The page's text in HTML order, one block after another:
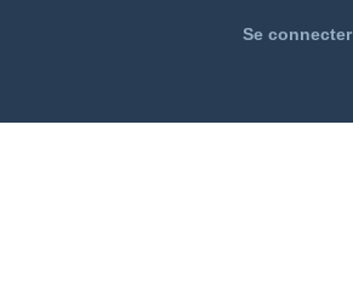
Se connecter